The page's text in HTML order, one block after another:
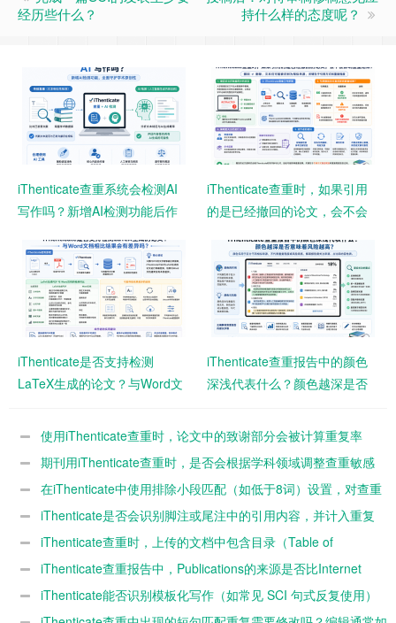
经历些什么？
持什么样的态度呢？
iThenticate查重系统会检测AI
写作吗？新增AI检测功能后作
iThenticate查重时，如果引用
的是已经撤回的论文，会不会
iThenticate是否支持检测
LaTeX生成的论文？与Word文
iThenticate查重报告中的颜色
深浅代表什么？颜色越深是否
使用iThenticate查重时，论文中的致谢部分会被计算重复率
吗？期刊用iThenticate查重时，是否会根据学科领域调整查重敏感
度？在iThenticate中使用排除小段匹配（如低于8词）设置，对查重
结果影响有多大？
iThenticate是否会识别脚注或尾注中的引用内容，并计入重复
率？iThenticate查重时，上传的文档中包含目录（Table of
Contents）是否会影响最终重复率？
iThenticate查重报告中，Publications的来源是否比Internet
Sources风险更高？
iThenticate能否识别模板化写作（如常见 SCI 句式反复使用）